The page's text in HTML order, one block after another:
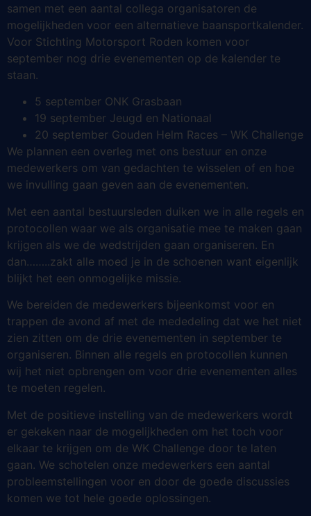
samen met een aantal collega organisatoren de
mogelijkheden voor een alternatieve baansportkalender.
Voor Stichting Motorsport Roden komen voor
september nog drie evenementen op de kalender te
staan.
5 september ONK Grasbaan
19 september Jeugd en Nationaal
20 september Gouden Helm Races – WK Challenge
We plannen een overleg met ons bestuur en onze
medewerkers om van gedachten te wisselen of en hoe
we invulling gaan geven aan de evenementen.
Met een aantal bestuursleden duiken we in alle regels en
protocollen waar we als organisatie mee te maken gaan
krijgen als we de wedstrijden gaan organiseren. En
dan……..zakt alle moed je in de schoenen want eigenlijk
blijkt het een onmogelijke missie.
We bereiden de medewerkers bijeenkomst voor en
trappen de avond af met de mededeling dat we het niet
zien zitten om de drie evenementen in september te
organiseren. Binnen alle regels en protocollen kunnen
wij het niet opbrengen om voor drie evenementen alles
te moeten regelen.
Met de positieve instelling van de medewerkers wordt
er gekeken naar de mogelijkheden om het toch voor
elkaar te krijgen om de WK Challenge door te laten
gaan. We schotelen onze medewerkers een aantal
probleemstellingen voor en door de goede discussies
komen we tot hele goede oplossingen.